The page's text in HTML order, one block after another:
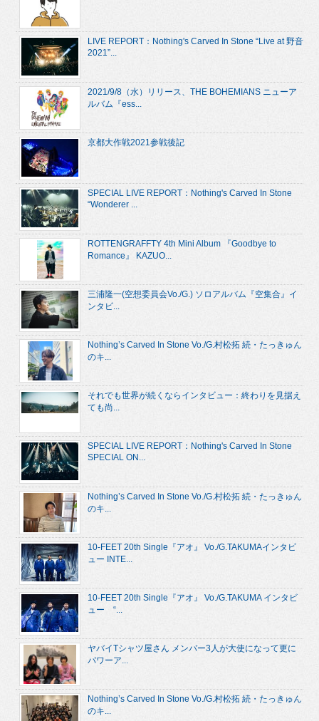
LIVE REPORT：Nothing's Carved In Stone “Live at 野音
2021”...
2021/9/8（水）リリース、THE BOHEMIANS ニューア
ルバム『ess...
京都大作戦2021参戦後記
SPECIAL LIVE REPORT：Nothing's Carved In Stone
“Wonderer ...
ROTTENGRAFFTY 4th Mini Album 『Goodbye to
Romance』 KAZUO...
三浦隆一(空想委員会Vo./G.) ソロアルバム『空集合』イ
ンタビ...
Nothing’s Carved In Stone Vo./G.村松拓 続・たっきゅん
のキ...
それでも世界が続くならインタビュー：終わりを見据え
ても尚...
SPECIAL LIVE REPORT：Nothing's Carved In Stone
SPECIAL ON...
Nothing’s Carved In Stone Vo./G.村松拓 続・たっきゅん
のキ...
10-FEET 20th Single『アオ』 Vo./G.TAKUMAインタビ
ュー INTE...
10-FEET 20th Single『アオ』 Vo./G.TAKUMA インタビ
ュー “...
ヤバイTシャツ屋さん メンバー3人が大使になって更に
パワーア...
Nothing’s Carved In Stone Vo./G.村松拓 続・たっきゅん
のキ...